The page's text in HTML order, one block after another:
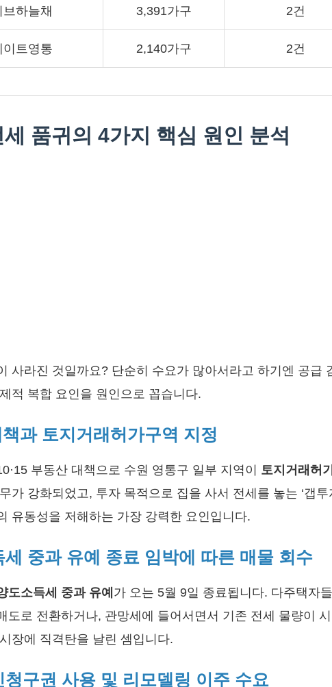
하늘채 3,391가구 2건
이트영통 2,140가구 2건
품귀의 4가지 핵심 원인 분석
사라진 것일까요? 단순히 수요가 많아서라고 하기엔 공급
적 복합 요인을 원인으로 꼽습니다.
과 토지거래허가구역 지정
부동산 대책으로 수원 영통구 일부 지역이 토지거래허
가 강화되었고, 투자 목적으로 집을 사서 전세를 놓는 ‘갭
유동성을 저해하는 가장 강력한 요인입니다.
중과 유예 종료 임박에 따른 매물 회수
도소득세 중과 유예 가 오는 5월 9일 종료됩니다. 다주택자
도로 전환하거나, 관망세에 들어서면서 기존 전세 물량이
장에 직격탄을 날린 셈입니다.
구권 사용 및 리모델링 이주 수요